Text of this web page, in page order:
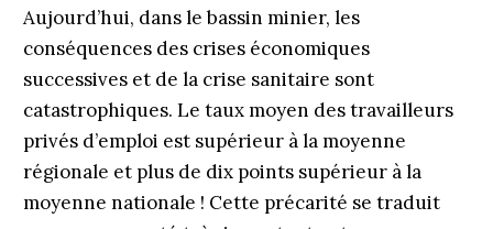
Aujourd’hui, dans le bassin minier, les
conséquences des crises économiques
successives et de la crise sanitaire sont
catastrophiques. Le taux moyen des travailleurs
privés d’emploi est supérieur à la moyenne
régionale et plus de dix points supérieur à la
moyenne nationale ! Cette précarité se traduit